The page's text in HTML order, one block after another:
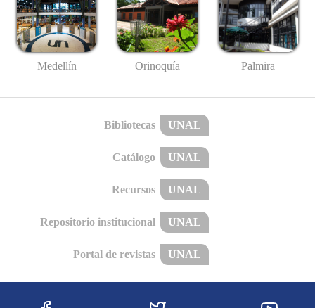
Medellín Orinoquía Palmira
Bibliotecas UNAL
Catálogo UNAL
Recursos UNAL
Repositorio institucional UNAL
Portal de revistas UNAL